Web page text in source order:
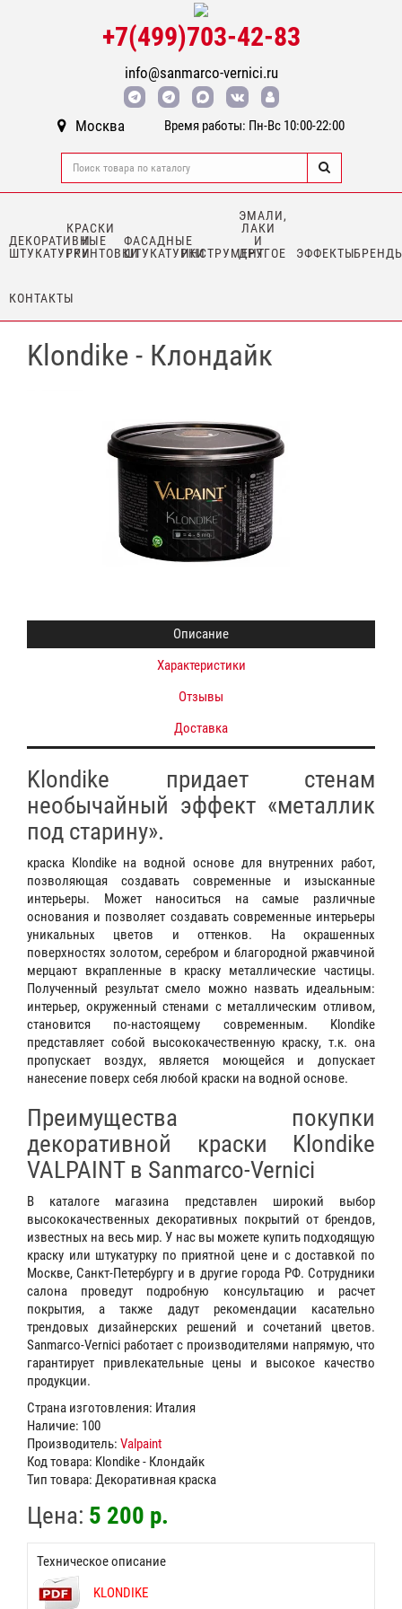
+7(499)703-42-83
info@sanmarco-vernici.ru
Москва Время работы: Пн-Вс 10:00-22:00
ДЕКОРАТИВНЫЕ
ШТУКАТУРКИ
КРАСКИ
И
ГРУНТОВКИ
ФАСАДНЫЕ
ШТУКАТУРКИИНСТРУМЕНТ
ЭМАЛИ,
ЛАКИ
И
ДРУГОЕ
ЭФФЕКТЫ
КОНТАКТЫ
Klondike - Клондайк
Описание
Характеристики
Отзывы
Доставка
Klondike придает стенам
необычайный эффект «металлик
под старину».
краска Klondike на водной основе для внутренних работ,
позволяющая создавать современные и изысканные
интерьеры. Может наноситься на самые различные
основания и позволяет создавать современные интерьеры
уникальных цветов и оттенков. На окрашенных
поверхностях золотом, серебром и благородной ржавчиной
мерцают вкрапленные в краску металлические частицы.
Полученный результат смело можно назвать идеальным:
интерьер, окруженный стенами с металлическим отливом,
становится по-настоящему современным. Klondike
представляет собой высококачественную краску, т.к. она
пропускает воздух, является моющейся и допускает
нанесение поверх себя любой краски на водной основе.
Преимущества покупки
декоративной краски Klondike
VALPAINT в Sanmarco-Vernici
В каталоге магазина представлен широкий выбор
высококачественных декоративных покрытий от брендов,
известных на весь мир. У нас вы можете купить подходящую
краску или штукатурку по приятной цене и с доставкой по
Москве, Санкт-Петербургу и в другие города РФ. Сотрудники
салона проведут подробную консультацию и расчет
покрытия, а также дадут рекомендации касательно
трендовых дизайнерских решений и сочетаний цветов.
Sanmarco-Vernici работает с производителями напрямую, что
гарантирует привлекательные цены и высокое качество
продукции.
Страна изготовления: Италия
Наличие: 100
Производитель: Valpaint
Код товара: Klondike - Клондайк
Тип товара: Декоративная краска
Цена: 5 200 р.
Техническое описание
KLONDIKE